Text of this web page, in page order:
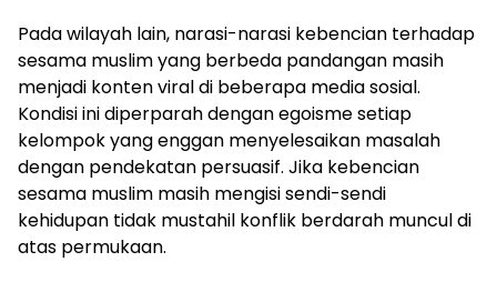
Pada wilayah lain, narasi-narasi kebencian terhadap
sesama muslim yang berbeda pandangan masih
menjadi konten viral di beberapa media sosial.
Kondisi ini diperparah dengan egoisme setiap
kelompok yang enggan menyelesaikan masalah
dengan pendekatan persuasif. Jika kebencian
sesama muslim masih mengisi sendi-sendi
kehidupan tidak mustahil konflik berdarah muncul di
atas permukaan.